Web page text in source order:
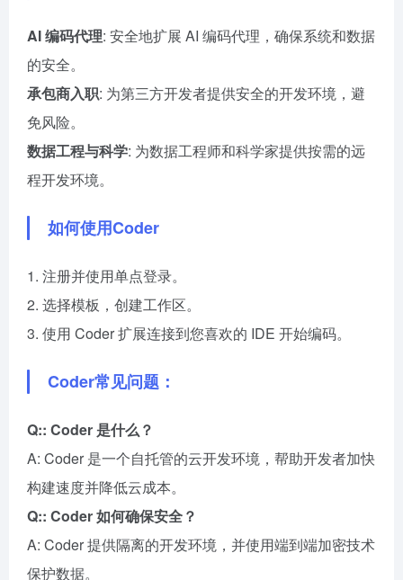
AI 编码代理: 安全地扩展 AI 编码代理，确保系统和数据
的安全。
承包商入职: 为第三方开发者提供安全的开发环境，避
免风险。
数据工程与科学: 为数据工程师和科学家提供按需的远
程开发环境。
如何使用Coder
1. 注册并使用单点登录。
2. 选择模板，创建工作区。
3. 使用 Coder 扩展连接到您喜欢的 IDE 开始编码。
Coder常见问题：
Q:: Coder 是什么？
A: Coder 是一个自托管的云开发环境，帮助开发者加快
构建速度并降低云成本。
Q:: Coder 如何确保安全？
A: Coder 提供隔离的开发环境，并使用端到端加密技术
保护数据。